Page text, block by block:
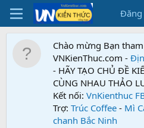
Đăng
Chào mừng Bạn
VNKienThuc.com -
- HÃY TẠO CHỦ ĐỀ
CÙNG NHAU THẢO
Kết nối: VnKienthuc
Trợ: Trúc Coffee - Mì
chanh Bắc Ninh